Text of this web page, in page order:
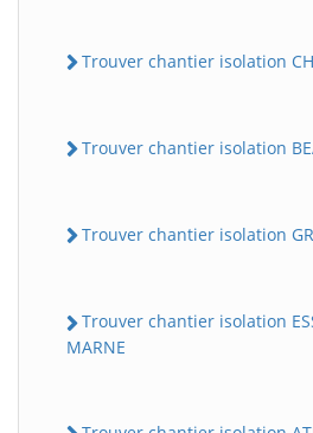
Trouver chantier isolation
Trouver chantier isolation
Trouver chantier isolation
Trouver chantier isolation
MARNE